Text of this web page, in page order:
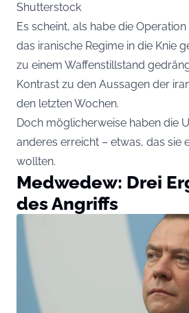
Shutterstock
Es scheint, als habe die
das iranische Regime in die Knie
zu einem Waffenstillstand
Kontrast zu den Aussagen der
den letzten Wochen.
Doch möglicherweise haben die
anderes erreicht – etwas, das sie
wollten.
Medwedew: Drei
des Angriffs